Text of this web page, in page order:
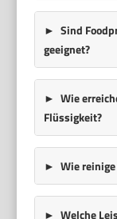
Sind
geeignet?
Wie
Flüssigkeit?
Wie
Welche